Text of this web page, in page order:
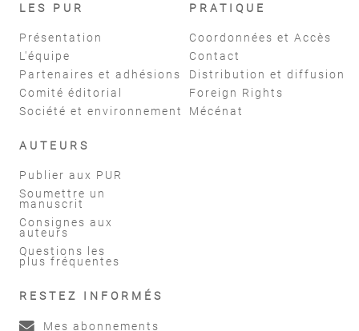
LES PUR
Présentation
L'équipe
Partenaires et adhésions
Comité éditorial
Société et environnement
PRATIQUE
Coordonnées et Accès
Contact
Distribution et diffusion
Foreign Rights
Mécénat
AUTEURS
Publier aux PUR
Soumettre un
manuscrit
Consignes aux
auteurs
Questions les
plus fréquentes
RESTEZ INFORMÉS
Mes abonnements